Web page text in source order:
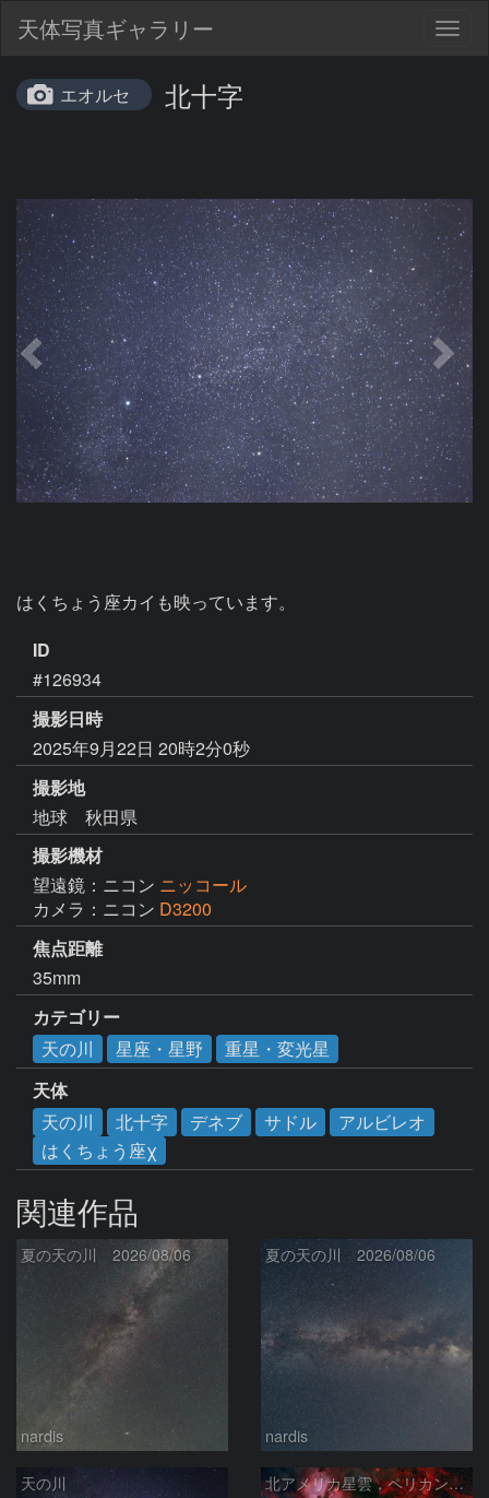
天体写真ギャラリー
エオルセ 北十字
はくちょう座カイも映っています。
ID
#126934
撮影日時
2025年9月22日 20時2分0秒
撮影地
地球 秋田県
撮影機材
望遠鏡：ニコン ニッコール
カメラ：ニコン D3200
焦点距離
35mm
カテゴリー
天の川
星座・星野
重星・変光星
天体
天の川
北十字 デネブ サドル
アルビレオ
はくちょう座χ
関連作品
夏の天の川 2026/08/06
nardis
夏の天の川 2026/08/06
nardis
天の川 北アメリカ星雲，ペリカン星雲，サドル付近，クレセント星雲，網状星雲・・・etc